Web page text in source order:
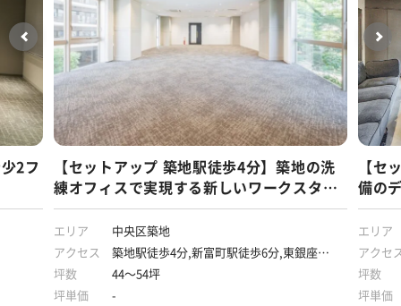
2フ
【セットアップ 築地駅徒歩4分】築地の洗
練オフィスで実現する新しいワークスタイ
ル
エリア
中央区築地
アクセス
築地駅徒歩4分,新富町駅徒歩6分,東銀座駅
徒歩10分
坪数
44～54坪
坪単価
-
【セ
備の
境を
エリア
アクセ
坪数
坪単価